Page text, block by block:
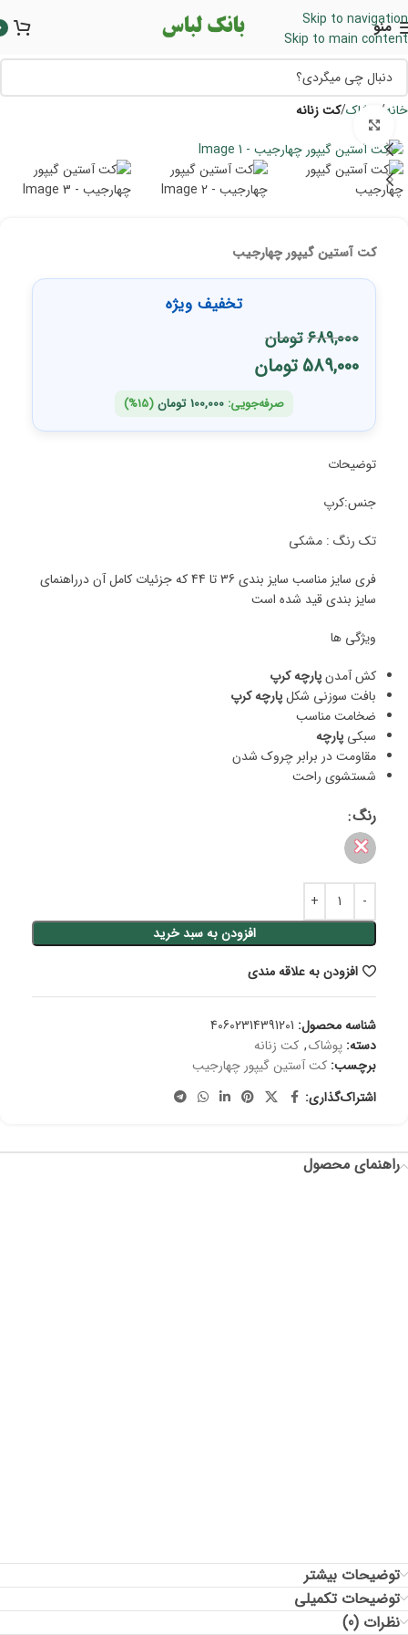
Skip to navigation
Skip to main content
منو
خانه پوشاک کت زنانه
کت آستین گیپور چهارجیب
تخفیف ویژه
689,000تومان
589,000تومان
صرفه‌جویی: 100,000 تومان(15%)
توضیحات
جنس:کرپ
تک رنگ : مشکی
فری سایز مناسب سایز بندی 36 تا 44 که جزئیات کامل آن درراهنمای
سایز بندی قید شده است
ویژگی ها
کش آمدنپارچه کرپ
بافت سوزنی شکلپارچه کرپ
ضخامت مناسب
سبکی پارچه
مقاومت در برابر چروک شدن
شستشوی راحت
رنگ
✕
افزودن به سبد خرید
افزودن به علاقه مندی
شناسه محصول: 40602314391201
دسته: پوشاک, کت زنانه
برچسب: کت آستین گیپور چهارجیب
اشتراک‌گذاری:
راهنمای محصول
توضیحات بیشتر
توضیحات تکمیلی
نظرات (0)